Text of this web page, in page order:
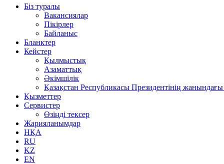
Біз туралы
Вакансиялар
Пікірлер
Байланыс
Бланктер
Кейстер
Қылмыстық
Азаматтық
Әкімшілік
Қазақстан Республикасы Президентінің
Қызметтер
Сервистер
Өзіңді тексер
Жарияланымдар
НҚА
RU
KZ
EN